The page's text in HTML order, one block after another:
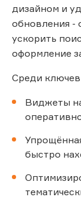
дизайном и
обновления -
ускорить
оформление
Среди
Виджеты
быстро